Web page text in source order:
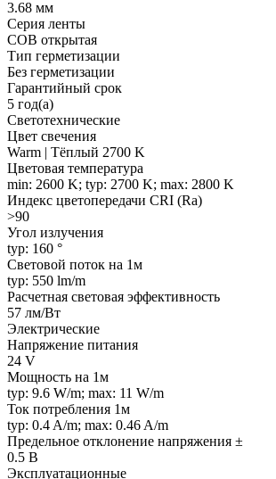
3.68 мм
Серия ленты
COB открытая
Тип герметизации
Без герметизации
Гарантийный срок
5 год(а)
Светотехнические
Цвет свечения
Warm | Тёплый 2700 K
Цветовая температура
min: 2600 K; typ: 2700 K; max: 2800 K
Индекс цветопередачи CRI (Ra)
>90
Угол излучения
typ: 160 °
Световой поток на 1м
typ: 550 lm/m
Расчетная световая эффективность
57 лм/Вт
Электрические
Напряжение питания
24 V
Мощность на 1м
typ: 9.6 W/m; max: 11 W/m
Ток потребления 1м
typ: 0.4 A/m; max: 0.46 A/m
Предельное отклонение напряжения ±
0.5 В
Эксплуатационные